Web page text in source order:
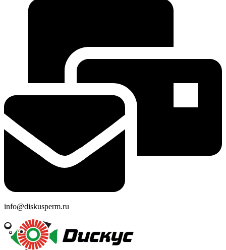
info@diskusperm.ru